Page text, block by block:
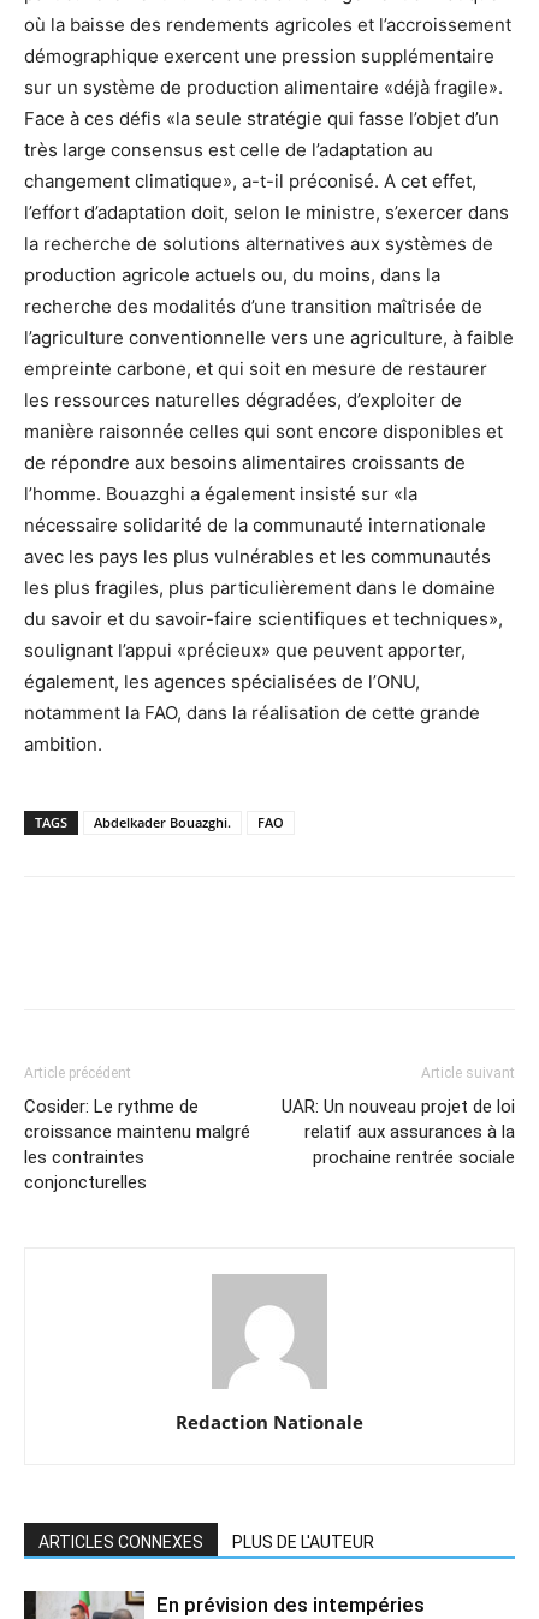
où la baisse des rendements agricoles et l’accroissement
démographique exercent une pression supplémentaire
sur un système de production alimentaire «déjà fragile».
Face à ces défis «la seule stratégie qui fasse l’objet d’un
très large consensus est celle de l’adaptation au
changement climatique», a-t-il préconisé. A cet effet,
l’effort d’adaptation doit, selon le ministre, s’exercer dans
la recherche de solutions alternatives aux systèmes de
production agricole actuels ou, du moins, dans la
recherche des modalités d’une transition maîtrisée de
l’agriculture conventionnelle vers une agriculture, à faible
empreinte carbone, et qui soit en mesure de restaurer
les ressources naturelles dégradées, d’exploiter de
manière raisonnée celles qui sont encore disponibles et
de répondre aux besoins alimentaires croissants de
l’homme. Bouazghi a également insisté sur «la
nécessaire solidarité de la communauté internationale
avec les pays les plus vulnérables et les communautés
les plus fragiles, plus particulièrement dans le domaine
du savoir et du savoir-faire scientifiques et techniques»,
soulignant l’appui «précieux» que peuvent apporter,
également, les agences spécialisées de l’ONU,
notamment la FAO, dans la réalisation de cette grande
ambition.
TAGS Abdelkader Bouazghi. FAO
Article précédent
Cosider: Le rythme de
croissance maintenu malgré
les contraintes
conjoncturelles
Article suivant
UAR: Un nouveau projet de loi
relatif aux assurances à la
prochaine rentrée sociale
Redaction Nationale
ARTICLES CONNEXES PLUS DE L'AUTEUR
En prévision des intempéries